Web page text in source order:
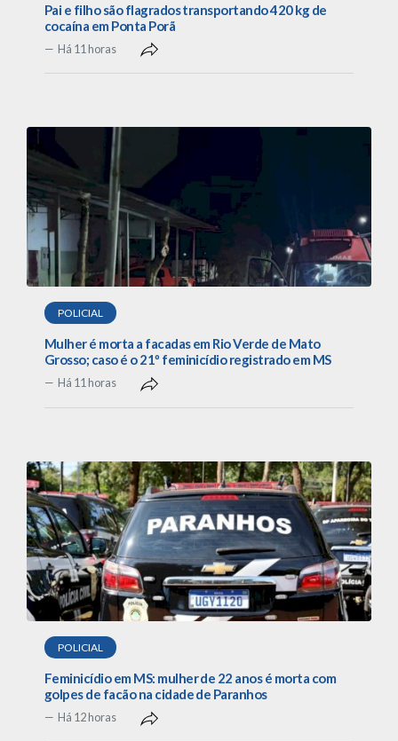
Pai e filho são flagrados transportando 420 kg de
cocaína em Ponta Porã
Há 11 horas
POLICIAL
Mulher é morta a facadas em Rio Verde de Mato
Grosso; caso é o 21º feminicídio registrado em MS
Há 11 horas
POLICIAL
Feminicídio em MS: mulher de 22 anos é morta com
golpes de facão na cidade de Paranhos
Há 12 horas